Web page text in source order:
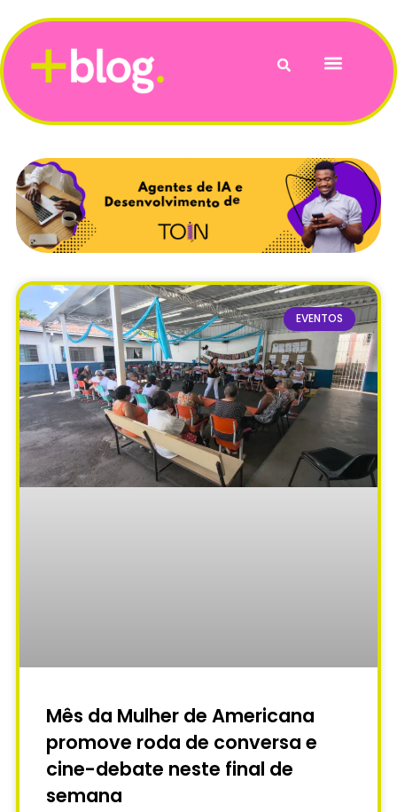
EVENTOS
Mês da Mulher de Americana
promove roda de conversa e
cine-debate neste final de
semana